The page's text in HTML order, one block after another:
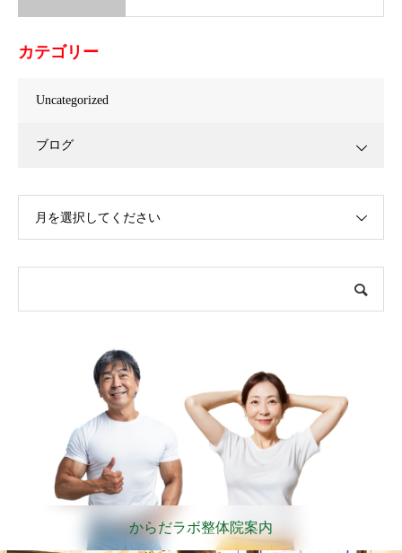
カテゴリー
Uncategorized
ブログ
月を選択してください
からだラボ整体院案内